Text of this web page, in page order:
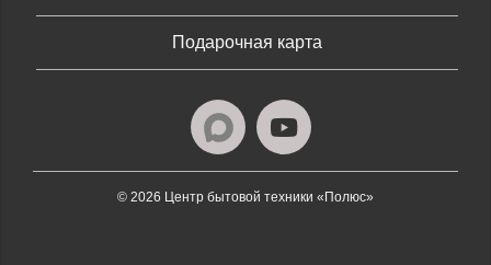
Подарочная карта
© 2026 Центр бытовой техники «Полюс»